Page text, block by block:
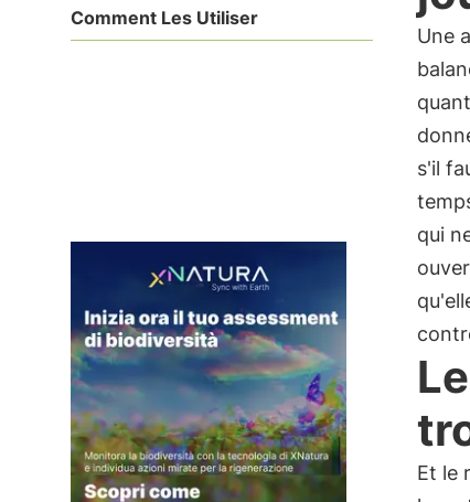
Comment Les Utiliser
Une
s'il
qui
Et le